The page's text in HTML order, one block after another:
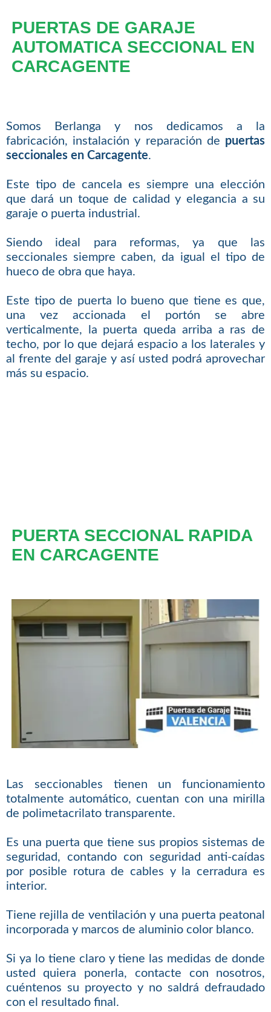
PUERTAS DE GARAJE
AUTOMATICA SECCIONAL EN
CARCAGENTE
Somos Berlanga y nos dedicamos a la
fabricación, instalación y reparación de puertas
seccionales en Carcagente.
Este tipo de cancela es siempre una elección
que dará un toque de calidad y elegancia a su
garaje o puerta industrial.
Siendo ideal para reformas, ya que las
seccionales siempre caben, da igual el tipo de
hueco de obra que haya.
Este tipo de puerta lo bueno que tiene es que,
una vez accionada el portón se abre
verticalmente, la puerta queda arriba a ras de
techo, por lo que dejará espacio a los laterales y
al frente del garaje y así usted podrá aprovechar
más su espacio.
PUERTA SECCIONAL RAPIDA
EN CARCAGENTE
Las seccionables tienen un funcionamiento
totalmente automático, cuentan con una mirilla
de polimetacrilato transparente.
Es una puerta que tiene sus propios sistemas de
seguridad, contando con seguridad anti-caídas
por posible rotura de cables y la cerradura es
interior.
Tiene rejilla de ventilación y una puerta peatonal
incorporada y marcos de aluminio color blanco.
Si ya lo tiene claro y tiene las medidas de donde
usted quiera ponerla, contacte con nosotros,
cuéntenos su proyecto y no saldrá defraudado
con el resultado final.